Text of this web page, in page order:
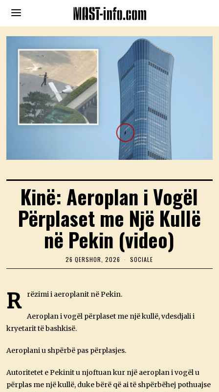
Kinë: Aeroplan i Vogël
Përplaset me Një Kullë
në Pekin (video)
26 QERSHOR, 2026
6
S
O
2
SOCIALE
R rëzimi i aeroplanit në Pekin.
Aeroplan i vogël përplaset me një kullë, vdesdjali i
kryetarit të bashkisë.
Aeroplani u shpërbë pas përplasjes.
Autoritetet e Pekinit u njoftuan kur një aeroplan i vogël u
përplas me një kullë, duke bërë që ai të shpërbëhej pothuajse